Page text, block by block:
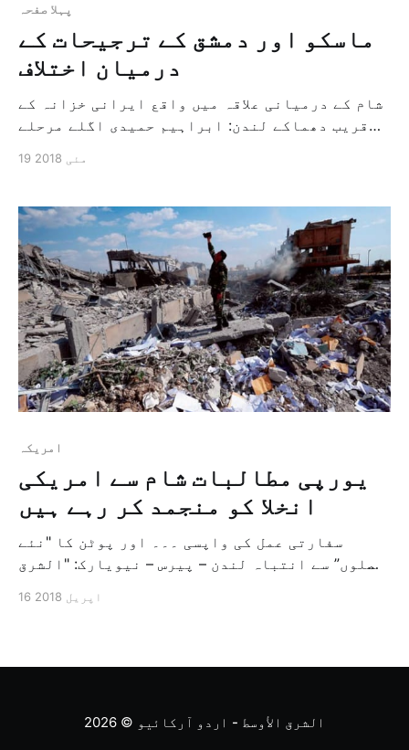
پہلا صفحہ
ماسکو اور دمشق کے ترجیحات کے
درمیان اختلاف
شام کے درمیانی علاقہ میں واقع ایرانی خزانہ کے
قریب دھماکے لندن: ابراہیم حمیدی اگلے مرحلے
اور دمشق کے درمیان اختلاف رو نما ہوا ہے۔(۔۔۔)
بشار الاسد کے درمیان کل بات چیت ہوئی […]
19 مئی 2018
امريكہ
یورپی مطالبات شام سے امریکی
انخلا کو منجمد کر رہے ہیں
سفارتی عمل کی واپسی ۔۔۔ اور پوٹن کا "نئے
حملوں” سے انتباہ لندن – پیرس – نیویارک: "الشرق
کہ انہوں نے اپنے امریکی ہم منصب ڈونالڈ ٹرمپ
16 اپریل 2018
الشرق الأوسط - اردو آرکائیو © 2026